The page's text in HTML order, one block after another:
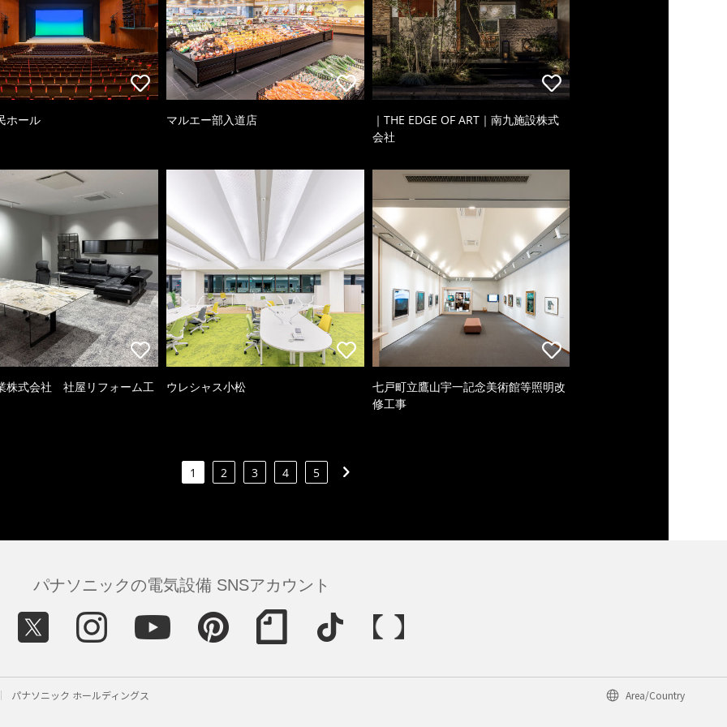
ホール マルエー部入道店
｜THE EDGE OF ART｜南九施設株式
会社
株式会社 社屋リフォーム工 ウレシャス小松
七戸町立鷹山宇一記念美術館等照明改
修工事
1 2 3 4 5
パナソニックの電気設備 SNSアカウント
パナソニック ホールディングス Area/Country